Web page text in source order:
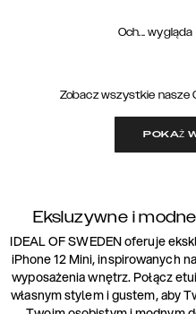
Och...
Zobacz wszystkie nasze
POKAŻ
Eksluzywne i
IDEAL OF SWEDEN oferuje
iPhone 12 Mini, inspirowanych
wyposażenia wnętrz. Połącz
własnym stylem i gustem, aby